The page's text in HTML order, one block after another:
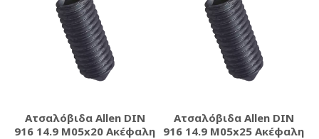
Ατσαλόβιδα Allen DIN
916 14.9 M05x20 Ακέφαλη
Ατσαλόβιδα Allen DIN
916 14.9 M05x25 Ακέφαλη